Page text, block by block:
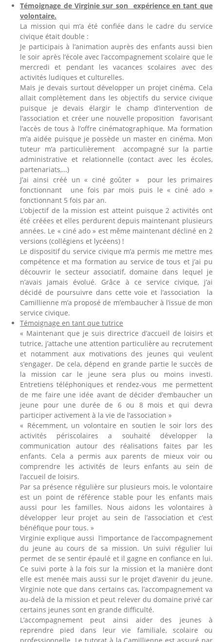
Témoignage de Virginie sur son expérience en tant que
volontaire.
La mission qui m’a été confiée dans le cadre du service
civique était double :
Je participais à l’animation auprès des enfants aussi bien
le soir après l’école avec l’accompagnement scolaire que le
mercredi et pendant les vacances scolaires avec des
activités ludiques et culturelles.
Mais je devais surtout développer un projet cinéma. Cela
allait complètement dans les objectifs du service civique
puisque je devais élargir le champ d’intervention de
l’association et créer une nouvelle proposition favorisant
l’accès de tous à l’offre cinématographique. Ma formation
m’a aidée puisque je possède un master en cinéma. Mon
tuteur m’a particulièrement accompagné sur la partie
administrative et relationnelle (contact avec les écoles,
partenariats,…)
J’ai ainsi créé un « ciné goûter » pour les primaires
fonctionnant une fois par mois puis le « ciné ado »
fonctionnant 5 fois par an.
L’objectif de la mission est atteint puisque 2 activités ont
été créées et elles perdurent depuis maintenant plusieurs
années. Le « ciné ado » est même maintenant décliné en 2
versions (collégiens et lycéens) !
Le dispositif du service civique m’a permis me mettre mes
compétence et ma formation au service de tous et j’ai pu
découvrir le secteur associatif, domaine dans lequel je
n’avais jamais évolué. Grâce à ce service civique, j’ai
décidé de poursuivre dans cette voie et l’association la
Camillienne m’a proposé de m’embaucher à l’issue de mon
service civique.
Témoignage en tant que tutrice
« Maintenant que je suis directrice d’accueil de loisirs et
tutrice, j’attache une attention particulière au recrutement
et notamment aux motivations des jeunes qui veulent
s’engager. De cela, dépend en grande partie le succès de
la mission car le jeune sera plus ou moins investi.
Entretiens téléphoniques et rendez-vous me permettent
de me faire une idée avant de décider d’embaucher un
jeune pour une durée de 6 ou 8 mois et qui devra
participer activement à la vie de l’association »
« Récemment, un volontaire en soutien le soir lors des
activités périscolaires a souhaité développer la
communication autour des réalisations faites par les
enfants. Cela a permis aux parents de mieux voir ou
comprendre les activités de leurs enfants au sein de
l’accueil de loisirs.
Par sa présence régulière sur plusieurs mois, le volontaire
est un point de référence stable pour les enfants mais
aussi pour les familles. Nous aidons les volontaires à
développer leur projet au sein de l’association et c’est
bénéfique pour tous. »
Virginie explique aussi l’importance de l’accompagnement
du jeune au cours de sa mission. Un suivi régulier lui
permet de se sentir épaulé et il gagne en confiance en lui.
Ce suivi porte à la fois sur la mission et la manière dont
elle est menée mais aussi sur le projet d’avenir du jeune.
Virginie note que dans certains cas, l’accompagnement va
au-delà de la mission et peut relever du domaine privé car
certains jeunes sont en grande difficulté.
L’accompagnement peut ainsi aider des jeunes à
reprendre pied dans leur vie familiale, scolaire ou